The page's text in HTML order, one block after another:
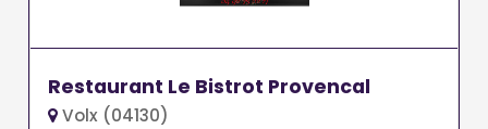
Restaurant Le Bistrot Provencal
Volx (04130)